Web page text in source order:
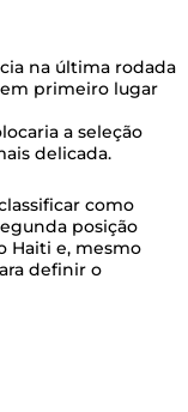
na última rodada
primeiro lugar
a seleção
delicada.
como
posição
Haiti e, mesmo
definir o